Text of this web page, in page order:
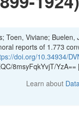
Toen, Viviane;
reports of 1.773
doi.org/10.34934/
8msyFqkYvjT/YzA==
Learn about